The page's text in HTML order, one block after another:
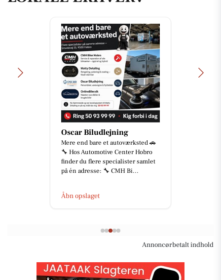
Oscar Biludlejning
Mere end bare et autoværksted 🚗
🔧 Hos Automotive Center Hobro
finder du flere specialister samlet
på én adresse: 🔧 CMH Bi...
Åbn opslaget
Annoncørbetalt indhold